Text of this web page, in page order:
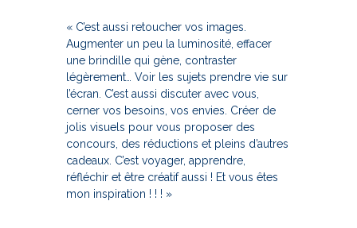
« C’est aussi retoucher vos images.
Augmenter un peu la luminosité, effacer
une brindille qui gène, contraster
légèrement… Voir les sujets prendre vie sur
l’écran. C’est aussi discuter avec vous,
cerner vos besoins, vos envies. Créer de
jolis visuels pour vous proposer des
concours, des réductions et pleins d’autres
cadeaux. C’est voyager, apprendre,
réfléchir et être créatif aussi ! Et vous êtes
mon inspiration ! ! ! »